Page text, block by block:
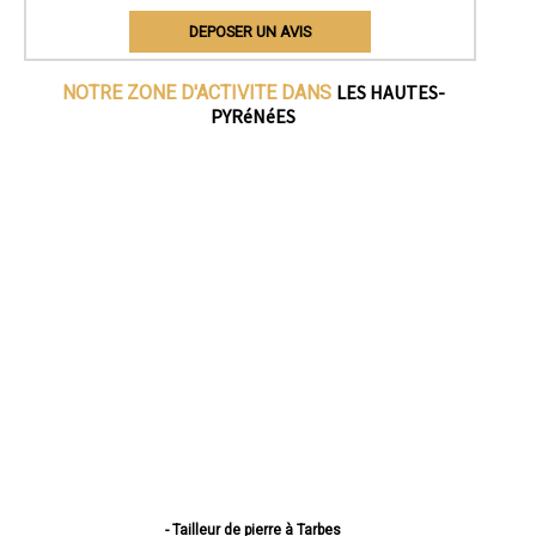
DEPOSER UN AVIS
NOTRE ZONE D'ACTIVITE DANS LES HAUTES-
PYRéNéES
- Tailleur de pierre à Tarbes